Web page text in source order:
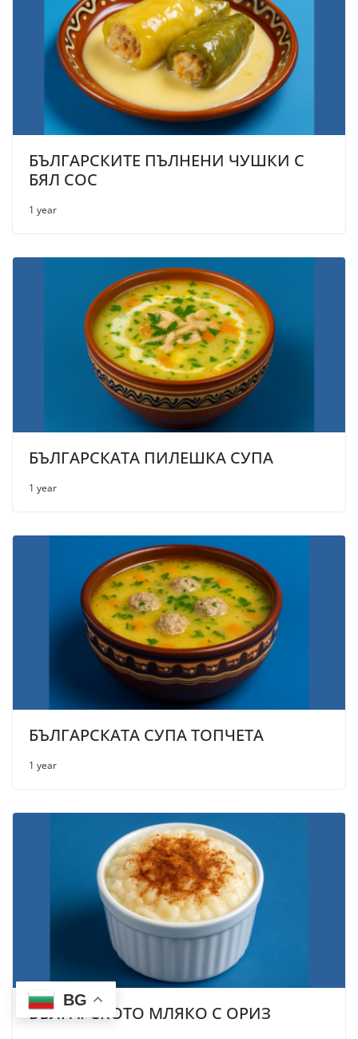
БЪЛГАРСКИТЕ ПЪЛНЕНИ ЧУШКИ С
БЯЛ СОС
1 year
БЪЛГАРСКАТА ПИЛЕШКА СУПА
1 year
БЪЛГАРСКАТА СУПА ТОПЧЕТА
1 year
БЪЛГАРСКОТО МЛЯКО С ОРИЗ
BG